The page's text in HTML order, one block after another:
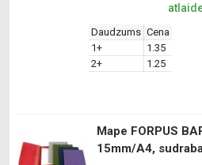
Daudzums Cena
1+
1.35
2+
1.25
Mape FORPUS
15mm/A4,